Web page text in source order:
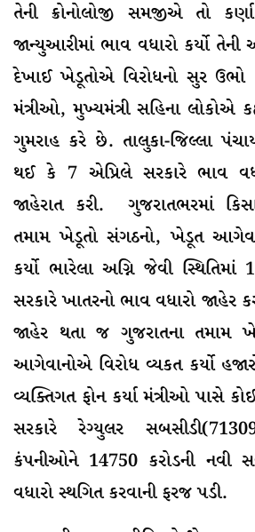
તેની ક્રોનોલોજી સમજીએ તો
જાન્યુઆરીમાં ભાવ વધારો કર્યો
દેખાઈ ખેડૂતોએ વિરોધનો સુર ઉભો
મંત્રીઓ, મુખ્યમંત્રી સહિના લોકોએ
ગુમરાહ કરે છે. તાલુકા-જિલ્લા
થઈ કે 7 એપ્રિલે સરકારે ભાવ
જાહેરાત કરી. ગુજરાતભરમાં
તમામ ખેડૂતો સંગઠનો, ખેડૂત
કર્યો ભારેલા અગ્નિ જેવી
સરકારે ખાતરનો ભાવ વધારો જાહેર
જાહેર થતા જ ગુજરાતના તમામ
આગેવાનોએ વિરોધ વ્યકત કર્યો
વ્યક્તિગત ફોન કર્યા મંત્રીઓ પાસે
સરકારે રેગ્યુલર
કંપનીઓને 14750 કરોડની નવી
વધારો સ્થગિત કરવાની ફરજ પડી.